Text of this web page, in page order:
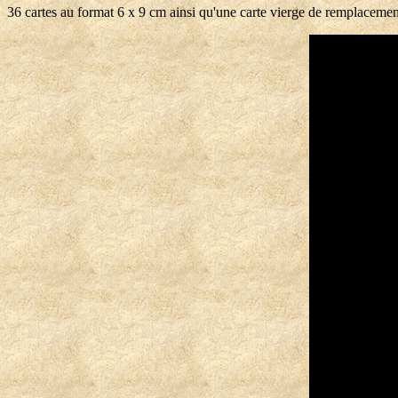
36 cartes au format 6 x 9 cm ainsi qu'une carte vierge de